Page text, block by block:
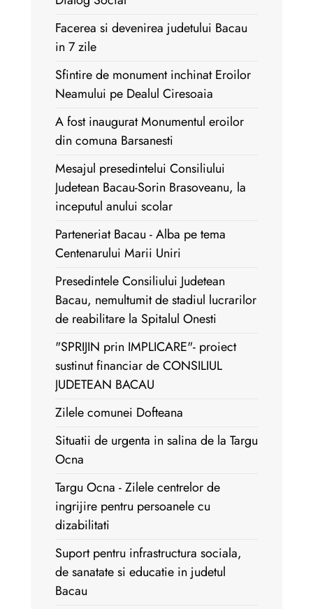
Facerea si devenirea judetului Bacau
in 7 zile
Sfintire de monument inchinat Eroilor
Neamului pe Dealul Ciresoaia
A fost inaugurat Monumentul eroilor
din comuna Barsanesti
Mesajul presedintelui Consiliului
Judetean Bacau-Sorin Brasoveanu, la
inceputul anului scolar
Parteneriat Bacau - Alba pe tema
Centenarului Marii Uniri
Presedintele Consiliului Judetean
Bacau, nemultumit de stadiul lucrarilor
de reabilitare la Spitalul Onesti
"SPRIJIN prin IMPLICARE"- proiect
sustinut financiar de CONSILIUL
JUDETEAN BACAU
Zilele comunei Dofteana
Situatii de urgenta in salina de la Targu
Ocna
Targu Ocna - Zilele centrelor de
ingrijire pentru persoanele cu
dizabilitati
Suport pentru infrastructura sociala,
de sanatate si educatie in judetul
Bacau